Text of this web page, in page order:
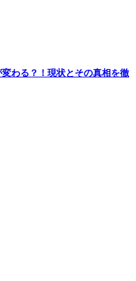
わる？！現状とその真相を徹